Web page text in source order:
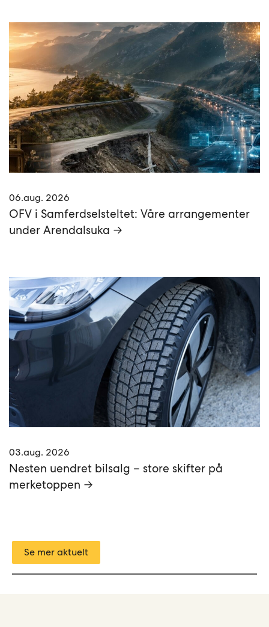
06.aug. 2026
OFV i Samferdselsteltet: Våre arrangementer
under Arendalsuka →
03.aug. 2026
Nesten uendret bilsalg – store skifter på
merketoppen →
Se mer aktuelt